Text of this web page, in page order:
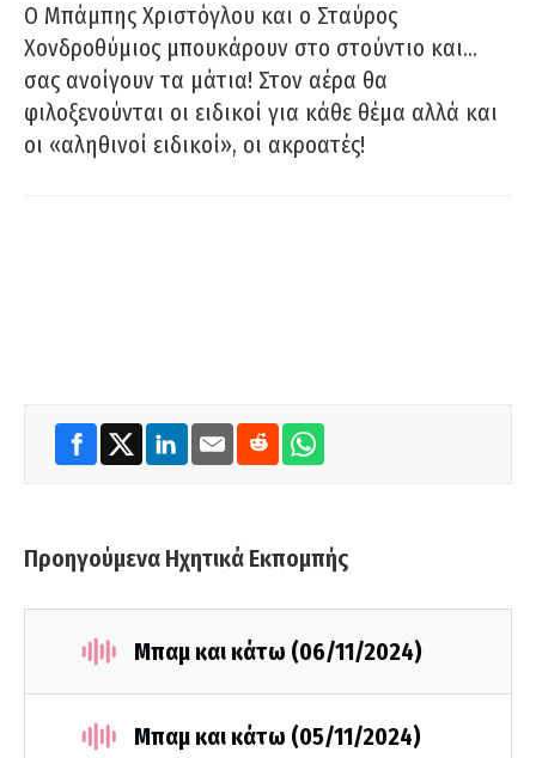
O Μπάμπης Χριστόγλου και ο Σταύρος
Χονδροθύμιος μπουκάρουν στο στούντιο και…
σας ανοίγουν τα μάτια! Στον αέρα θα
φιλοξενούνται οι ειδικοί για κάθε θέμα αλλά και
οι «αληθινοί ειδικοί», οι ακροατές!
Προηγούμενα Ηχητικά Εκπομπής
Μπαμ και κάτω (06/11/2024)
Μπαμ και κάτω (05/11/2024)